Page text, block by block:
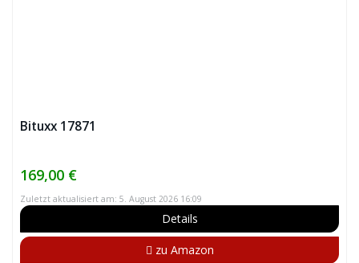
Bituxx 17871
169,00 €
Zuletzt aktualisiert am: 5. August 2026 16:09
Details
zu Amazon